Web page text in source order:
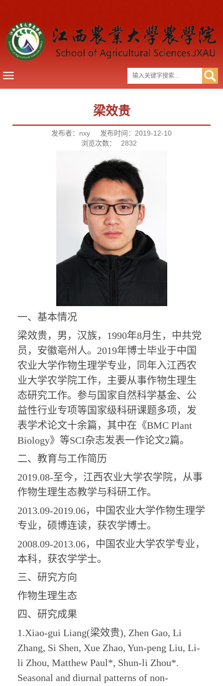
梁效贵
发布者：nxy
发布时间：2019-12-10
浏览次数：
2832
一、 基本情况
梁效贵， 男 ，汉族， 1990年8月生，中共党
员， 安徽亳州 人。 2019年博士毕业于中国
农业大学作物生理学专业，同年入江西农
业大学农学院工作，主要从事作物生理生
态研究工作。参与国家自然科学基金、 公
益性行业专项等国家级科研课题多项，发
表学术论文十余篇，其中在《BMC Plant
Biology》等SCI杂志发表一作论文2篇。
二、教育与工作简历
2019.08-至今，江西农业大学农学院，从事
作物生理生态教学与科研工作。
2013.09-2019.06，中国农业大学作物生理学
专业，硕博连读，获农学博士。
2008.09-2013.06，中国农业大学农学专业，
本科，获农学学士。
三、研究方向
作物生理生态
四、研究成果
1.Xiao-gui Liang(梁效贵), Zhen Gao, Li
Zhang, Si Shen, Xue Zhao, Yun-peng Liu, Li-
li Zhou, Matthew Paul*, Shun-li Zhou*.
Seasonal and diurnal patterns of non-